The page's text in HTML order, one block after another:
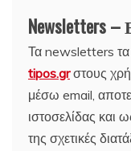
Newsletters –
Τα newsletters τα
tipos.grστους
μέσω email,
ιστοσελίδας και
της σχετικές